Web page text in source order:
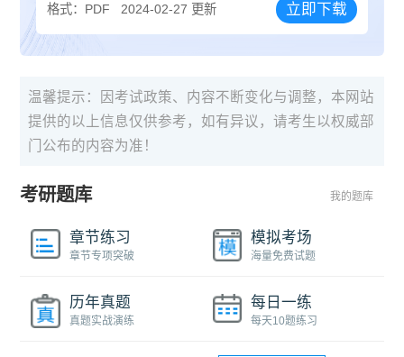
格式：PDF 2024-02-27 更新 立即下载
温馨提示：因考试政策、内容不断变化与调整，本网站
提供的以上信息仅供参考，如有异议，请考生以权威部
门公布的内容为准！
考研题库 我的题库
章节练习
章节专项突破
模拟考场
海量免费试题
历年真题
真题实战演练
每日一练
每天10题练习